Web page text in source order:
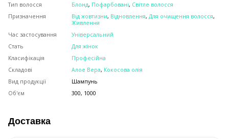
Тип волосся
Блонд, Пофарбовані, Світле волосся
Призначення
Від жовтизни, Відновлення, Для очищення волосся,
Живлення
Час застосування
Універсальний
Стать
Для жінок
Класифікація
Професійна
Складові
Алое Вера, Кокосова олія
Вид продукції
Шампунь
Об'єм
300, 1000
Доставка